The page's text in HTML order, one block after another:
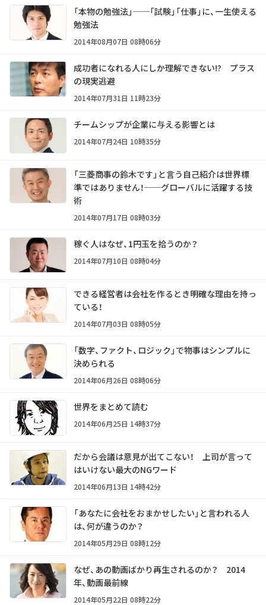
「本物の勉強法」──「試験」「仕事」に、一生使える
勉強法
2014年08月07日 08時06分
成功者になれる人にしか理解できない!? プラス
の現実逃避
2014年07月31日 11時23分
チームシップが企業に与える影響とは
2014年07月24日 10時35分
「三菱商事の鈴木です」と言う自己紹介は世界標
準ではありません！──グローバルに活躍する技
術
2014年07月17日 08時03分
稼ぐ人はなぜ、1円玉を拾うのか？
2014年07月10日 08時04分
できる経営者は会社を作るとき明確な理由を持っ
ている！
2014年07月03日 08時05分
「数字、ファクト、ロジック」で物事はシンプルに
決められる
2014年06月26日 08時06分
世界をまとめて読む
2014年06月25日 14時37分
だから会議は意見が出てこない！ 上司が言って
はいけない最大のNGワード
2014年06月13日 14時42分
「あなたに会社をおまかせしたい」と言われる人
は、何が違うのか？
2014年05月29日 08時12分
なぜ、あの動画ばかり再生されるのか？ 2014
年、動画最前線
2014年05月22日 08時22分